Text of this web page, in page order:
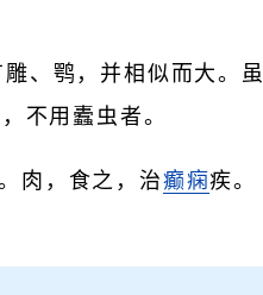
、鹗，并相似而大。虽
不用蠹虫者。
肉，食之，治癫痫疾。